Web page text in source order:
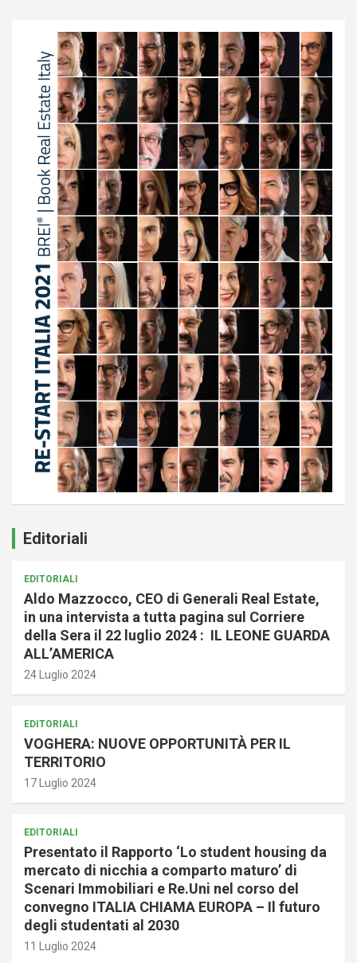
Editoriali
EDITORIALI
Aldo Mazzocco, CEO di Generali Real Estate,
in una intervista a tutta pagina sul Corriere
della Sera il 22 luglio 2024 : IL LEONE GUARDA
ALL’AMERICA
24 Luglio 2024
EDITORIALI
VOGHERA: NUOVE OPPORTUNITÀ PER IL
TERRITORIO
17 Luglio 2024
EDITORIALI
Presentato il Rapporto ‘Lo student housing da
mercato di nicchia a comparto maturo’ di
Scenari Immobiliari e Re.Uni nel corso del
convegno ITALIA CHIAMA EUROPA – Il futuro
degli studentati al 2030
11 Luglio 2024